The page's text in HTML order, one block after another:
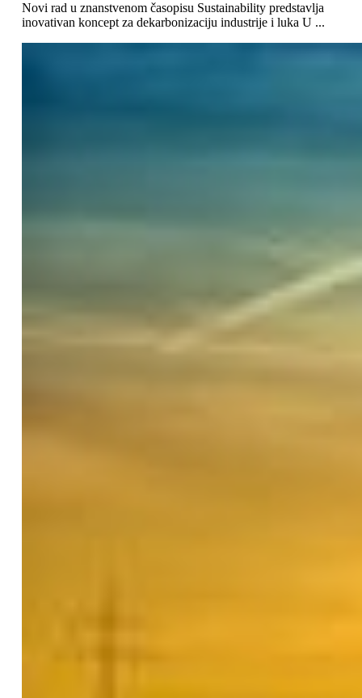
Novi rad u znanstvenom časopisu Sustainability predstavlja
inovativan koncept za dekarbonizaciju industrije i luka U ...